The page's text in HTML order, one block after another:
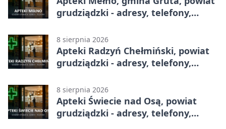
grudziądzki - adresy, telefony,
8 sierpnia 2026
Apteki Radzyń Chełmiński, powiat
grudziądzki - adresy, telefony,
8 sierpnia 2026
Apteki Świecie nad Osą, powiat
grudziądzki - adresy, telefony,